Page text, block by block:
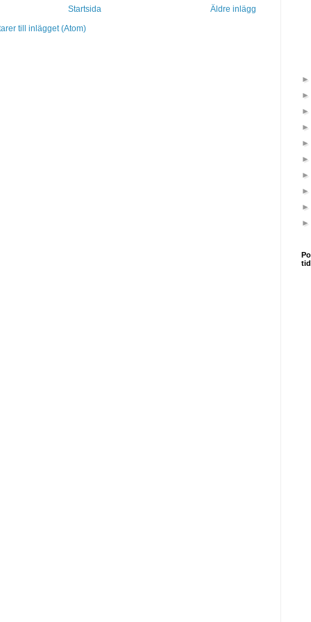
Äldre inlägg
Startsida
till inlägget (Atom)
►
►
►
►
►
►
►
►
►
►